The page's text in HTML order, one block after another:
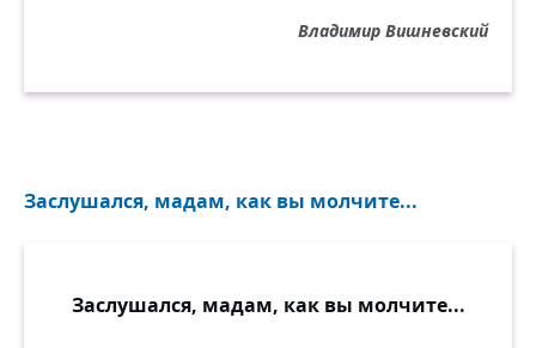
Владимир Вишневский
Заслушался, мадам, как вы молчите...
Заслушался, мадам, как вы молчите...